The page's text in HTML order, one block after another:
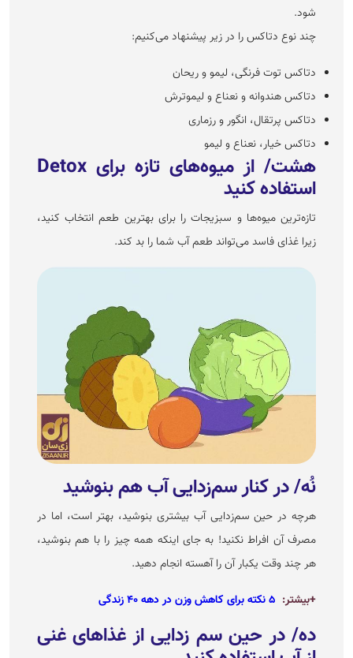
شود.
چند نوع دتاکس را در زیر پیشنهاد می‌کنیم:
دتاکس توت فرنگی، لیمو و ریحان
دتاکس هندوانه و نعناع و لیموترش
دتاکس پرتقال، انگور و رزماری
دتاکس خیار، نعناع و لیمو
هشت/ از میوه‌های تازه برای Detox
استفاده کنید
تازه‌ترین میوه‌ها و سبزیجات را برای بهترین طعم انتخاب کنید،
زیرا غذای فاسد می‌تواند طعم آب شما را بد کند.
نُه/ در کنار سم‌زدایی آب هم بنوشید
هرچه در حین سم‌زدایی آب بیشتری بنوشید، بهتر است، اما در
مصرف آن افراط نکنید! به جای اینکه همه چیز را با هم بنوشید،
هر چند وقت یکبار آن را آهسته انجام دهید.
+بیشتر: ۵ نکته برای کاهش وزن در دهه ۴۰ زندگی
ده/ در حین سم زدایی از غذا‌های غنی